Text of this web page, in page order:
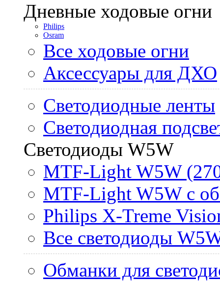
Дневные ходовые огни
Philips
Osram
Все ходовые огни
Аксессуары для ДХО
Светодиодные ленты
Светодиодная
Светодиоды W5W
MTF-Light W5W
MTF-Light W5W с
Philips X-Treme
Все светодиоды
Обманки для